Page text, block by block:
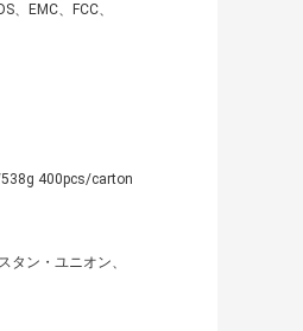
、EMC、FCC、
400pcs/carton
ン・ユニオン、